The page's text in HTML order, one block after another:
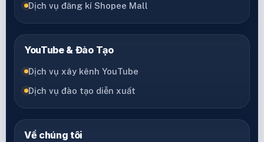
Dịch vụ đăng kí Shopee Mall
YouTube & Đào Tạo
Dịch vụ xây kênh YouTube
Dịch vụ đào tạo diễn xuất
Về chúng tôi